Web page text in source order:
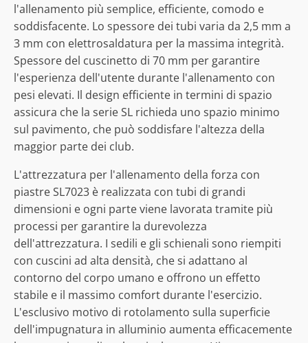
l'allenamento più semplice, efficiente, comodo e
soddisfacente. Lo spessore dei tubi varia da 2,5 mm a
3 mm con elettrosaldatura per la massima integrità.
Spessore del cuscinetto di 70 mm per garantire
l'esperienza dell'utente durante l'allenamento con
pesi elevati. Il design efficiente in termini di spazio
assicura che la serie SL richieda uno spazio minimo
sul pavimento, che può soddisfare l'altezza della
maggior parte dei club.
L'attrezzatura per l'allenamento della forza con
piastre SL7023 è realizzata con tubi di grandi
dimensioni e ogni parte viene lavorata tramite più
processi per garantire la durevolezza
dell'attrezzatura. I sedili e gli schienali sono riempiti
con cuscini ad alta densità, che si adattano al
contorno del corpo umano e offrono un effetto
stabile e il massimo comfort durante l'esercizio.
L'esclusivo motivo di rotolamento sulla superficie
dell'impugnatura in alluminio aumenta efficacemente